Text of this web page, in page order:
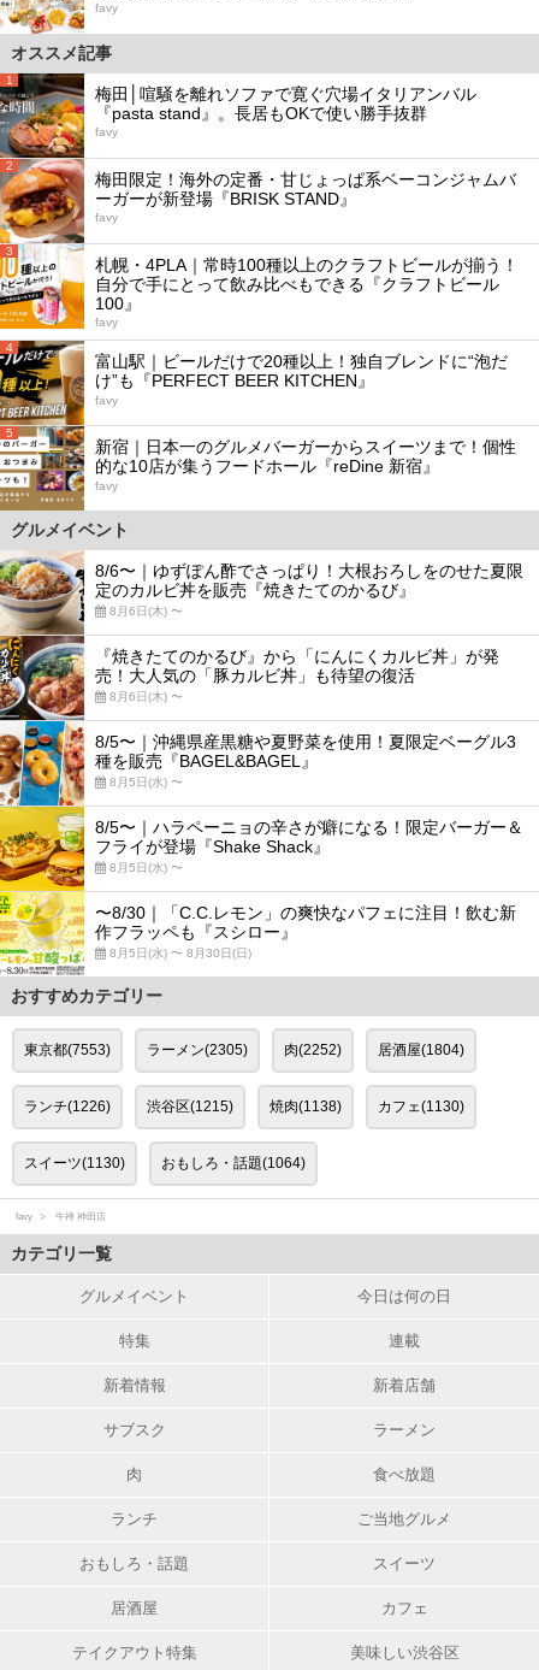
favy
オススメ記事
1
梅田│喧騒を離れソファで寛ぐ穴場イタリアンバル
『pasta stand』。長居もOKで使い勝手抜群
favy
2
梅田限定！海外の定番・甘じょっぱ系ベーコンジャムバ
ーガーが新登場『BRISK STAND』
favy
3
札幌・4PLA｜常時100種以上のクラフトビールが揃う！
自分で手にとって飲み比べもできる『クラフトビール
100』
favy
4
富山駅｜ビールだけで20種以上！独自ブレンドに“泡だ
け”も『PERFECT BEER KITCHEN』
favy
5
新宿｜日本一のグルメバーガーからスイーツまで！個性
的な10店が集うフードホール『reDine 新宿』
favy
グルメイベント
8/6〜｜ゆずぽん酢でさっぱり！大根おろしをのせた夏限
定のカルビ丼を販売『焼きたてのかるび』
8月6日(木) 〜
『焼きたてのかるび』から「にんにくカルビ丼」が発
売！大人気の「豚カルビ丼」も待望の復活
8月6日(木) 〜
8/5〜｜沖縄県産黒糖や夏野菜を使用！夏限定ベーグル3
種を販売『BAGEL&BAGEL』
8月5日(水) 〜
8/5〜｜ハラペーニョの辛さが癖になる！限定バーガー＆
フライが登場『Shake Shack』
8月5日(水) 〜
〜8/30｜「C.C.レモン」の爽快なパフェに注目！飲む新
作フラッペも『スシロー』
8月5日(水) 〜 8月30日(日)
おすすめカテゴリー
東京都(7553) ラーメン(2305) 肉(2252) 居酒屋(1804)
ランチ(1226) 渋谷区(1215) 焼肉(1138) カフェ(1130)
スイーツ(1130) おもしろ・話題(1064)
favy 牛禅 神田店
カテゴリ一覧
グルメイベント 今日は何の日
特集 連載
新着情報 新着店舗
サブスク ラーメン
肉 食べ放題
ランチ ご当地グルメ
おもしろ・話題 スイーツ
居酒屋 カフェ
テイクアウト特集 美味しい渋谷区